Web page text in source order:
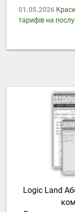
01.05.2026
тарифів на
Logic Land